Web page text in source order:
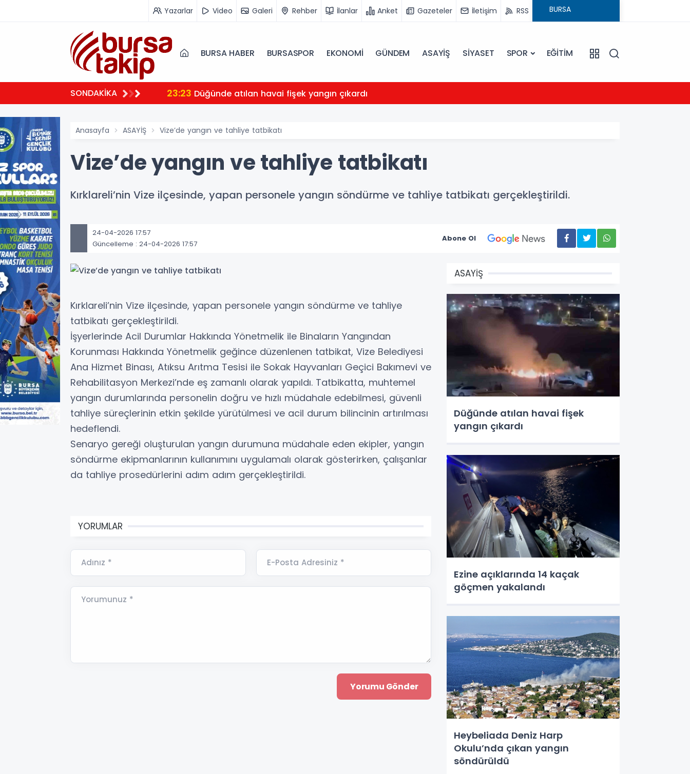
Yazarlar Video Galeri Rehber İlanlar Anket Gazeteler İletişim RSS
BURSA HABER BURSASPOR EKONOMİ GÜNDEM ASAYİŞ SİYASET SPOR EĞİTİM
SONDAKİKA
Ankara’ya sevk edildi 23:23 Düğünde atılan havai fişek yangın çıkardı
Anasayfa ASAYİŞ Vize’de yangın ve tahliye tatbikatı
Vize’de yangın ve tahliye tatbikatı
Kırklareli’nin Vize ilçesinde, yapan personele yangın söndürme ve tahliye tatbikatı gerçekleştirildi.
24-04-2026 17:57
Güncelleme : 24-04-2026 17:57
Abone Ol
Kırklareli’nin Vize ilçesinde, yapan personele yangın söndürme ve tahliye
tatbikatı gerçekleştirildi.
İşyerlerinde Acil Durumlar Hakkında Yönetmelik ile Binaların Yangından
Korunması Hakkında Yönetmelik geğince düzenlenen tatbikat, Vize Belediyesi
Ana Hizmet Binası, Atıksu Arıtma Tesisi ile Sokak Hayvanları Geçici Bakımevi ve
Rehabilitasyon Merkezi’nde eş zamanlı olarak yapıldı. Tatbikatta, muhtemel
yangın durumlarında personelin doğru ve hızlı müdahale edebilmesi, güvenli
tahliye süreçlerinin etkin şekilde yürütülmesi ve acil durum bilincinin artırılması
hedeflendi.
Senaryo gereği oluşturulan yangın durumuna müdahale eden ekipler, yangın
söndürme ekipmanlarının kullanımını uygulamalı olarak gösterirken, çalışanlar
da tahliye prosedürlerini adım adım gerçekleştirildi.
YORUMLAR
Adınız * E-Posta Adresiniz *
Yorumunuz *
ASAYİŞ
Düğünde atılan havai fişek
yangın çıkardı
Ezine açıklarında 14 kaçak
göçmen yakalandı
Heybeliada Deniz Harp
Okulu’nda çıkan yangın
söndürüldü